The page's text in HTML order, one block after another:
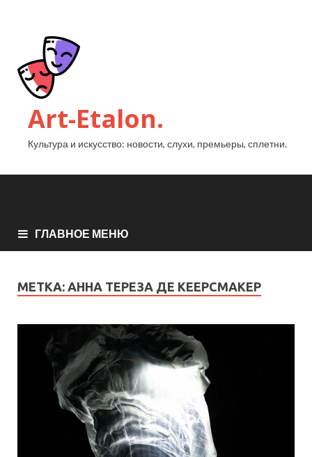
Art-Etalon.
Культура и искусство: новости, слухи, премьеры, сплетни.
ГЛАВНОЕ МЕНЮ
МЕТКА: АННА ТЕРЕЗА ДЕ КЕЕРСМАКЕР